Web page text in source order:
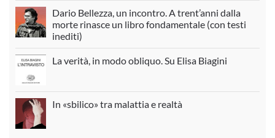
Dario Bellezza, un incontro. A trent’anni dalla
morte rinasce un libro fondamentale (con testi
inediti)
La verità, in modo obliquo. Su Elisa Biagini
In «sbilico» tra malattia e realtà